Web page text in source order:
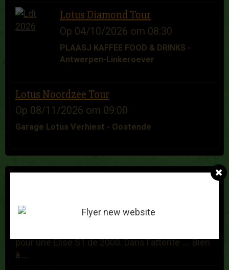
Lotus Diamond Tour
Op 04/10/2026 om 08:30
PLAASJ KAFFEE FOOD & DRINKS -
Antwerpen-Linkeroever
Lotus Noordzee Tour
Op 08/11/2026 om 09:00
Garage Lotus Verhiest - Oostende
Franz Nys
pour une Elise S1 de 2000. Dans l'attente .... Bien
à ...